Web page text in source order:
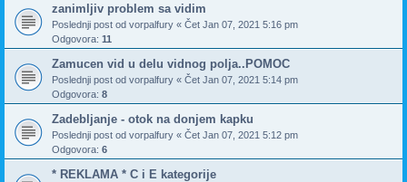
zanimljiv problem sa vidim
Poslednji post od vorpalfury « Čet Jan 07, 2021 5:16 pm
Odgovora: 11
Zamucen vid u delu vidnog polja..POMOC
Poslednji post od vorpalfury « Čet Jan 07, 2021 5:14 pm
Odgovora: 8
Zadebljanje - otok na donjem kapku
Poslednji post od vorpalfury « Čet Jan 07, 2021 5:12 pm
Odgovora: 6
* REKLAMA * C i E kategorije